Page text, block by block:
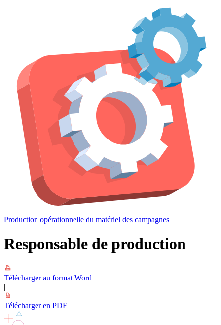
Production opérationnelle du matériel des campagnes
Responsable de production
Télécharger au format Word
|
Télécharger en PDF